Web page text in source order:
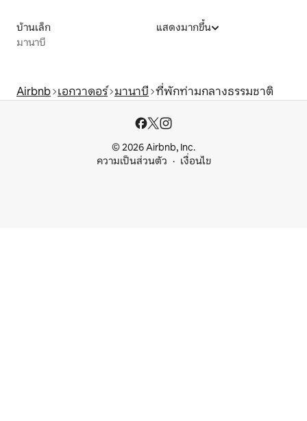
บ้านเล็ก
มานาบี
แสดงมากขึ้น
Airbnb เอกวาดอร์ มานาบี ที่พักท่ามกลางธรรมชาติ
© 2026 Airbnb, Inc.
ความเป็นส่วนตัว
เงื่อนไข